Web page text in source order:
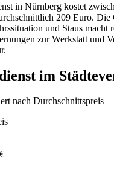
in Nürnberg kostet
209 Euro. Die
und Staus macht
zur Werkstatt und
im Stä
nach Durchschnittspreis